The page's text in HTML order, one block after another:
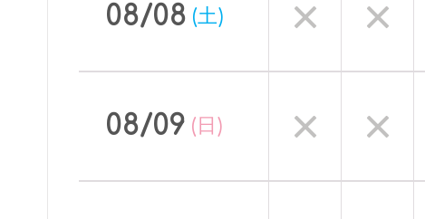
08/08 (土)
08/09 (日)